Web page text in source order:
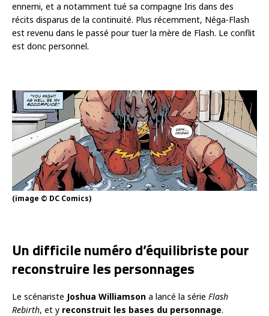
ennemi, et a notamment tué sa compagne Iris dans des
récits disparus de la continuité. Plus récemment, Néga-Flash
est revenu dans le passé pour tuer la mère de Flash. Le conflit
est donc personnel.
(image © DC Comics)
Un difficile numéro d’équilibriste pour
reconstruire les personnages
Le scénariste Joshua Williamson a lancé la série Flash
Rebirth, et y reconstruit les bases du personnage.